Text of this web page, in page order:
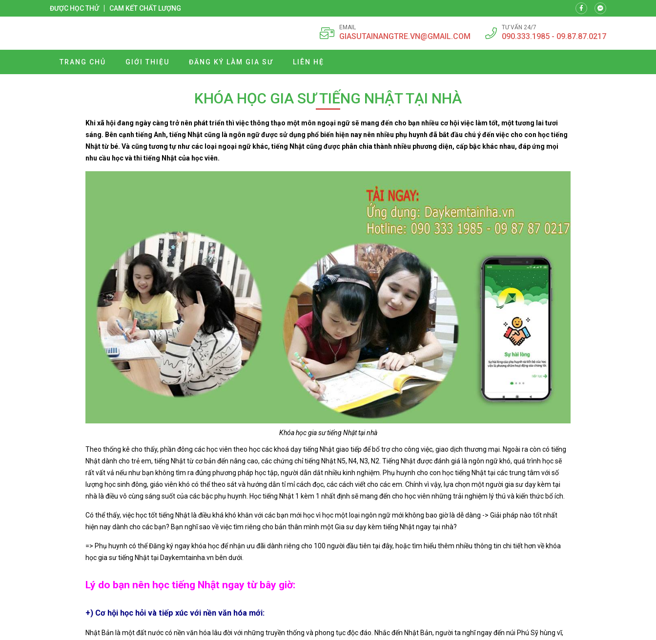
ĐƯỢC HỌC THỬ CAM KẾT CHẤT LƯỢNG
EMAIL
GIASUTAINANGTRE.VN@GMAIL.COM
TƯ VẤN 24/7
090.333.1985 - 09.87.87.0217
TRANG CHỦ GIỚI THIỆU ĐĂNG KÝ LÀM GIA SƯ LIÊN HỆ
KHÓA HỌC GIA SƯ TIẾNG NHẬT TẠI NHÀ
Khi xã hội đang ngày càng trở nên phát triển thì việc thông thạo một môn ngoại ngữ sẽ mang đến cho bạn nhiều cơ hội việc làm tốt, một tương lai tươi
sáng. Bên cạnh tiếng Anh, tiếng Nhật cũng là ngôn ngữ được sử dụng phổ biến hiện nay nên nhiều phụ huynh đã bắt đầu chú ý đến việc cho con học tiếng
Nhật từ bé. Và cũng tương tự như các loại ngoại ngữ khác, tiếng Nhật cũng được phân chia thành nhiều phương diện, cấp bậc khác nhau, đáp ứng mọi
nhu cầu học và thi tiếng Nhật của học viên.
Khóa học gia sư tiếng Nhật tại nhà
Theo thống kê cho thấy, phần đông các học viên theo học các khoá dạy tiếng Nhật giao tiếp để bổ trợ cho công việc, giao dịch thương mại. Ngoài ra còn có tiếng
Nhật dành cho trẻ em, tiếng Nhật từ cơ bản đến nâng cao, các chứng chỉ tiếng Nhật N5, N4, N3, N2. Tiếng Nhật được đánh giá là ngôn ngữ khó, quá trình học sẽ
rất vất vả nếu như bạn không tìm ra đúng phương pháp học tập, người dẫn dắt nhiều kinh nghiệm. Phụ huynh cho con học tiếng Nhật tại các trung tâm với số
lượng học sinh đông, giáo viên khó có thể theo sát và hướng dẫn tỉ mỉ cách đọc, các cách viết cho các em. Chính vì vậy, lựa chọn một người gia sư dạy kèm tại
nhà là điều vô cùng sáng suốt của các bậc phụ huynh. Học tiếng Nhật 1 kèm 1 nhất định sẽ mang đến cho học viên những trải nghiệm lý thú và kiến thức bổ ích.
Có thể thấy, việc học tốt tiếng Nhật là điều khá khó khăn với các bạn mới học vì học một loại ngôn ngữ mới không bao giờ là dễ dàng -> Giải pháp nào tốt nhất
hiện nay dành cho các bạn? Bạn nghĩ sao về việc tìm riêng cho bản thân mình một Gia sư dạy kèm tiếng Nhật ngay tại nhà?
=> Phụ huynh có thể Đăng ký ngay khóa học để nhận ưu đãi dành riêng cho 100 người đầu tiên tại đây, hoặc tìm hiểu thêm nhiều thông tin chi tiết hơn về khóa
học gia sư tiếng Nhật tại Daykemtainha.vn bên dưới.
Lý do bạn nên học tiếng Nhật ngay từ bây giờ:
+) Cơ hội học hỏi và tiếp xúc với nền văn hóa mới:
Nhật Bản là một đất nước có nền văn hóa lâu đời với những truyền thống và phong tục độc đáo. Nhắc đến Nhật Bản, người ta nghĩ ngay đến núi Phú Sỹ hùng vĩ,